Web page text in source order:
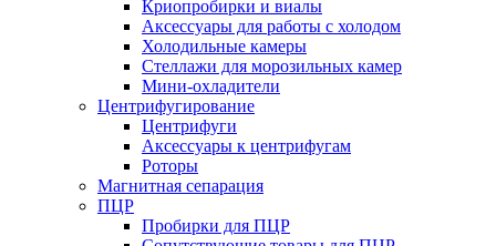
Криопробирки и виалы
Аксессуары для работы с холодом
Холодильные камеры
Стеллажи для морозильных камер
Мини-охладители
Центрифугирование
Центрифуги
Аксессуары к центрифугам
Роторы
Магнитная сепарация
ПЦР
Пробирки для ПЦР